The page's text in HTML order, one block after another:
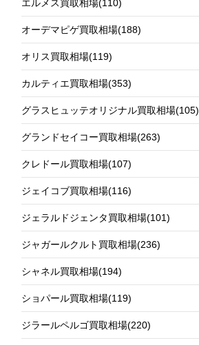
エルメス買取相場(110)
オーデマピゲ買取相場(188)
オリス買取相場(119)
カルティエ買取相場(353)
グラスヒュッテオリジナル買取相場(105)
グランドセイコー買取相場(263)
クレドール買取相場(107)
ジェイコブ買取相場(116)
ジェラルドジェンタ買取相場(101)
ジャガールクルト買取相場(236)
シャネル買取相場(194)
ショパール買取相場(119)
ジラールペルゴ買取相場(220)